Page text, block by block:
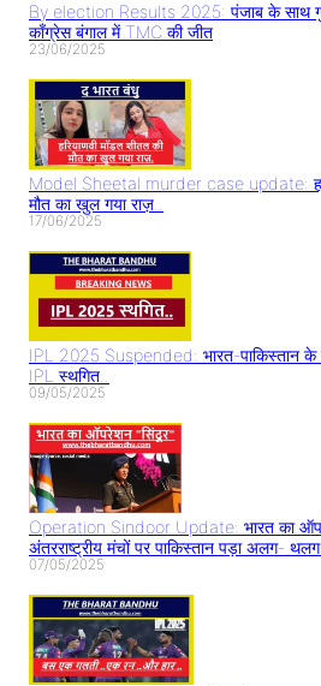
By election Results 2025: पंजाब के साथ
काँग्रेस बंगाल में TMC की जीत
23/06/2025
Model Sheetal murder case update:
मौत का खुल गया राज़..
17/06/2025
IPL 2025 Suspended: भारत-पाकिस्तान के
IPL स्थगित..
09/05/2025
Operation Sindoor Update: भारत का
अंतरराष्ट्रीय मंचों पर पाकिस्तान पड़ा अलग- थलग
07/05/2025